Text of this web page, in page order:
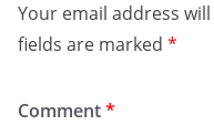
Your email address
fields are marked *
Comment*